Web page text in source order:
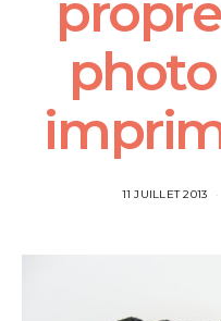
11 JUILLET 2013